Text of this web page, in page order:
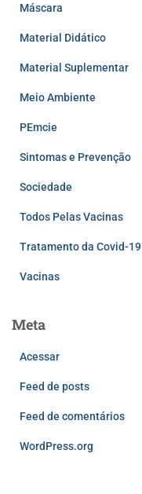
Máscara
Material Didático
Material Suplementar
Meio Ambiente
PEmcie
Sintomas e Prevenção
Sociedade
Todos Pelas Vacinas
Tratamento da Covid-19
Vacinas
Meta
Acessar
Feed de posts
Feed de comentários
WordPress.org